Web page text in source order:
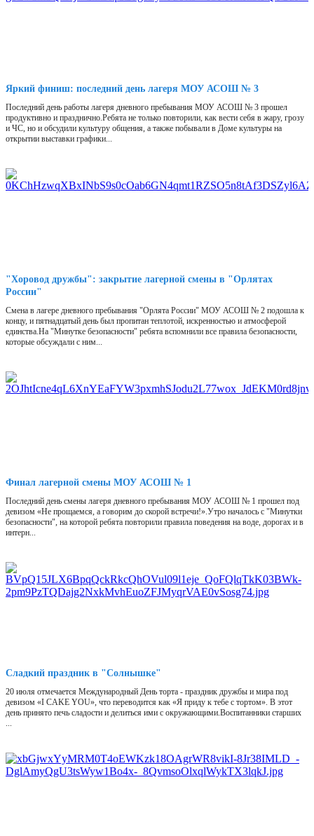
Яркий финиш: последний день лагеря МОУ АСОШ № 3
Последний день работы лагеря дневного пребывания МОУ АСОШ № 3 прошел
продуктивно и празднично.Ребята не только повторили, как вести себя в жару, грозу
и ЧС, но и обсудили культуру общения, а также побывали в Доме культуры на
открытии выставки графики...
"Хоровод дружбы": закрытие лагерной смены в "Орлятах
России"
Смена в лагере дневного пребывания "Орлята России" МОУ АСОШ № 2 подошла к
концу, и пятнадцатый день был пропитан теплотой, искренностью и атмосферой
единства.На "Минутке безопасности" ребята вспомнили все правила безопасности,
которые обсуждали с ним...
Финал лагерной смены МОУ АСОШ № 1
Последний день смены лагеря дневного пребывания МОУ АСОШ № 1 прошел под
девизом «Не прощаемся, а говорим до скорой встречи!».Утро началось с "Минутки
безопасности", на которой ребята повторили правила поведения на воде, дорогах и в
интерн...
Сладкий праздник в "Солнышке"
20 июля отмечается Международный День торта - праздник дружбы и мира под
девизом «I CAKE YOU», что переводится как «Я приду к тебе с тортом». В этот
день принято печь сладости и делиться ими с окружающими.Воспитанники старших
...